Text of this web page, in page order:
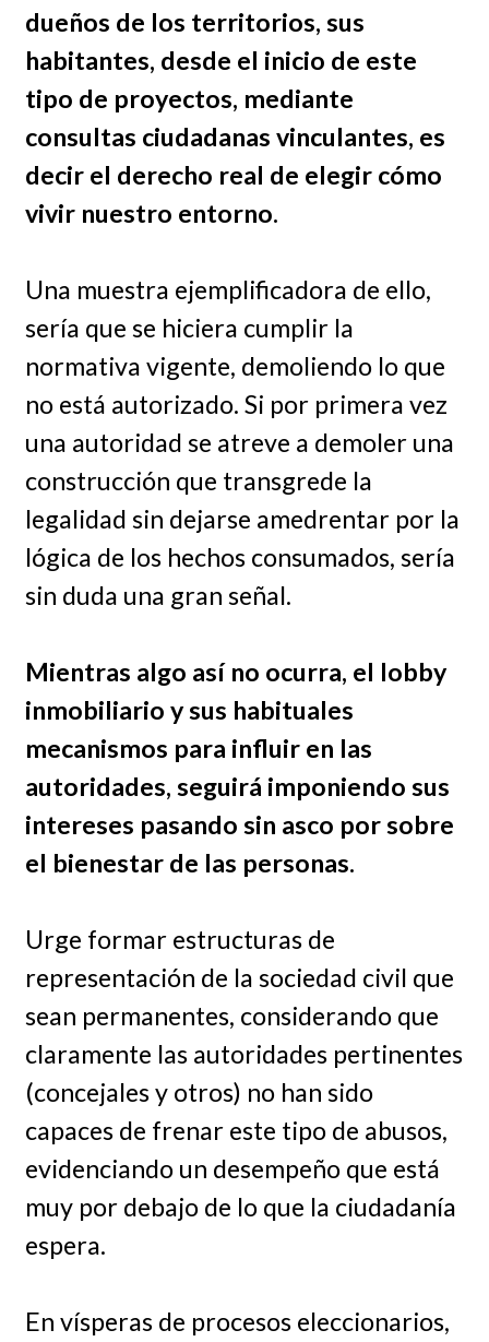
dueños de los territorios, sus
habitantes, desde el inicio de este
tipo de proyectos, mediante
consultas ciudadanas vinculantes, es
decir el derecho real de elegir cómo
vivir nuestro entorno.
Una muestra ejemplificadora de ello,
sería que se hiciera cumplir la
normativa vigente, demoliendo lo que
no está autorizado. Si por primera vez
una autoridad se atreve a demoler una
construcción que transgrede la
legalidad sin dejarse amedrentar por la
lógica de los hechos consumados, sería
sin duda una gran señal.
Mientras algo así no ocurra, el lobby
inmobiliario y sus habituales
mecanismos para influir en las
autoridades, seguirá imponiendo sus
intereses pasando sin asco por sobre
el bienestar de las personas.
Urge formar estructuras de
representación de la sociedad civil que
sean permanentes, considerando que
claramente las autoridades pertinentes
(concejales y otros) no han sido
capaces de frenar este tipo de abusos,
evidenciando un desempeño que está
muy por debajo de lo que la ciudadanía
espera.
En vísperas de procesos eleccionarios,